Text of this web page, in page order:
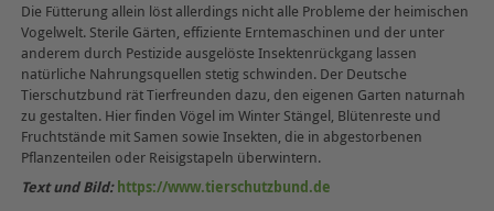
Die Fütterung allein löst allerdings nicht alle Probleme der heimischen
Vogelwelt. Sterile Gärten, effiziente Erntemaschinen und der unter
anderem durch Pestizide ausgelöste Insektenrückgang lassen
natürliche Nahrungsquellen stetig schwinden. Der Deutsche
Tierschutzbund rät Tierfreunden dazu, den eigenen Garten naturnah
zu gestalten. Hier finden Vögel im Winter Stängel, Blütenreste und
Fruchtstände mit Samen sowie Insekten, die in abgestorbenen
Pflanzenteilen oder Reisigstapeln überwintern.
Text und Bild:https://www.tierschutzbund.de